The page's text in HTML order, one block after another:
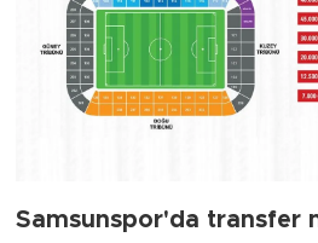
Samsunspor'da transfer